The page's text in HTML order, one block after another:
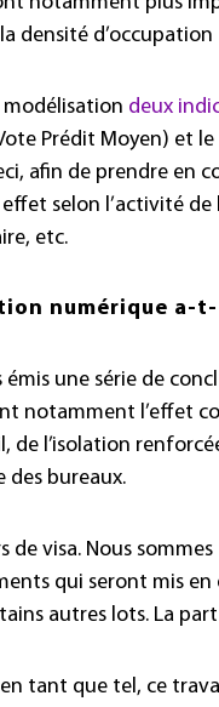
densité d’occupation
modélisation deux
Prédit Moyen) et
afin de prendre en
selon l’activité
etc.
numérique a-
émis une série de
notamment l’effet
de l’isolation
des bureaux.
de visa. Nous
qui seront mis en
autres lots. La
tant que tel, ce